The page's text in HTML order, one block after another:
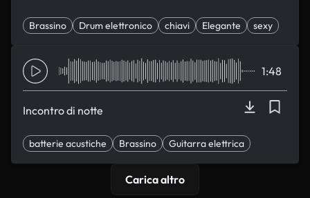
Brassino Drum elettronico chiavi Elegante sexy
Incontro di notte
1:48
batterie acustiche Brassino
Guitarra elettrica
Carica altro